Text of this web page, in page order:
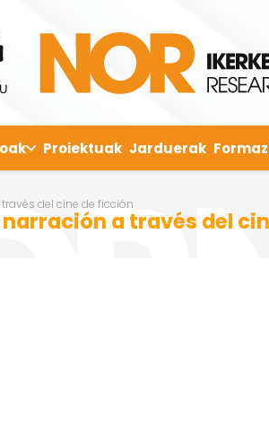
Proiektuak Jarduerak
del cine de ficción
a través del